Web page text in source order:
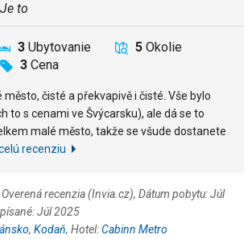
to
3 Ubytovanie 5 Okolie
3 Cena
město, čisté a překvapivě i čisté. Vše bylo
to s cenami ve Švýcarsku), ale dá se to
malé město, takže se všude dostanete
recenziu
recenzia (Invia.cz), Dátum pobytu: Júl
Júl 2025
, Kodaň, Hotel:Cabinn Metro